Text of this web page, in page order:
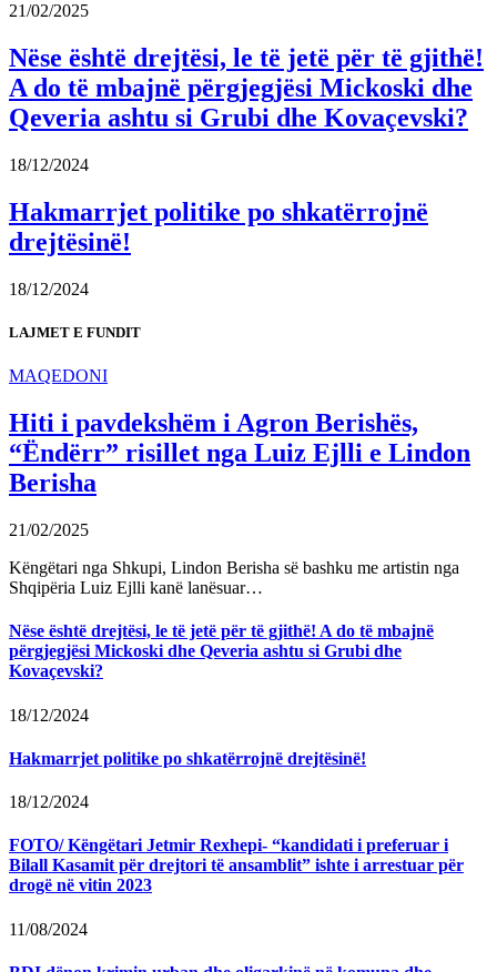
21/02/2025
Nëse është drejtësi, le të jetë për të gjithë!
A do të mbajnë përgjegjësi Mickoski dhe
Qeveria ashtu si Grubi dhe Kovaçevski?
18/12/2024
Hakmarrjet politike po shkatërrojnë
drejtësinë!
18/12/2024
LAJMET E FUNDIT
MAQEDONI
Hiti i pavdekshëm i Agron Berishës,
“Ëndërr” risillet nga Luiz Ejlli e Lindon
Berisha
21/02/2025
Këngëtari nga Shkupi, Lindon Berisha së bashku me artistin nga
Shqipëria Luiz Ejlli kanë lanësuar…
Nëse është drejtësi, le të jetë për të gjithë! A do të mbajnë
përgjegjësi Mickoski dhe Qeveria ashtu si Grubi dhe
Kovaçevski?
18/12/2024
Hakmarrjet politike po shkatërrojnë drejtësinë!
18/12/2024
FOTO/ Këngëtari Jetmir Rexhepi- “kandidati i preferuar i
Bilall Kasamit për drejtori të ansamblit” ishte i arrestuar për
drogë në vitin 2023
11/08/2024